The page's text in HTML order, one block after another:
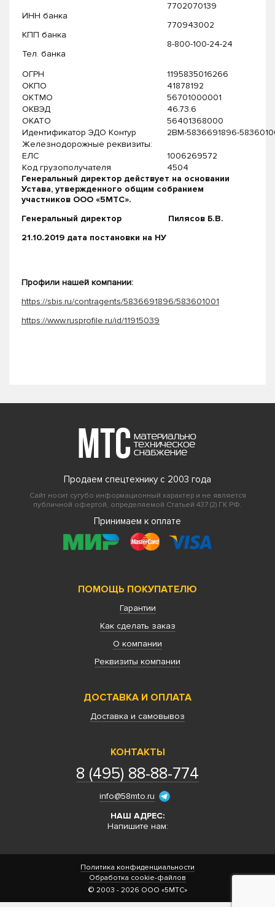
ИНН банка
КПП банка
Тел. банка
7702070139
770943002
8-800-100-24-24
ОГРН
1195835016266
ОКПО
41878192
ОКТМО
56701000001
ОКВЭД
46.73.6
ОКАТО
56401368000
Идентификатор ЭДО Контур
2BM-5836691896-
Железнодорожные реквизиты:
ЕЛС
1006269572
Код грузополучателя
4504
Генеральный директор действует на основании
Устава, утвержденного общим собранием
участников ООО «5МТС».
Генеральный директор Пилясов Б.В.
21.10.2019 дата постановки на НУ
Профили нашей компании:
https://sbis.ru/contragents/5836691896/583601001
https://www.rusprofile.ru/id/11915039
Продаем спецтехнику с 2003 года
Сайт носит сугубо информационный характер и не является
публичной офертой, определяемой Статьей 437 (2) ГК РФ.
Принимаем к оплате
ПОМОЩЬ ПОКУПАТЕЛЮ
Гарантии
Как сделать заказ
О компании
Реквизиты компании
ДОСТАВКА И ОПЛАТА
Доставка и самовывоз
КОНТАКТЫ
8 (495) 88-88-774
info@58mto.ru
НАШ АДРЕС:
Напишите нам:
Политика конфиденциальности
Обработка cookie-файлов
© 2003 - 2026 ООО «5МТС»